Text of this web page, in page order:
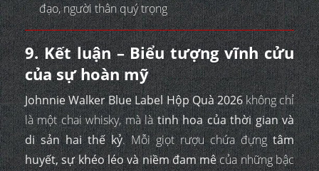
đạo, người thân quý trọng
9. Kết luận – Biểu tượng vĩnh cửu
của sự hoàn mỹ
Johnnie Walker Blue Label Hộp Quà 2026không chỉ
là một chai whisky, mà làtinh hoa của thời gian và
di sản hai thế kỷ. Mỗi giọt rượu chứa đựngtâm
huyết, sự khéo léo và niềm đam mêcủa những bậc